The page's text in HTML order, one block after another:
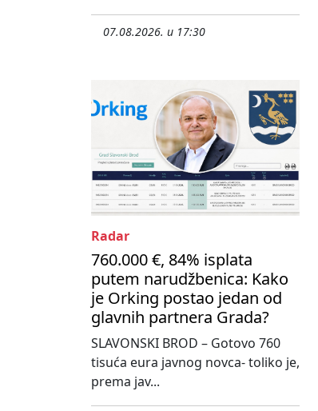
07.08.2026. u 17:30
Radar
760.000 €, 84% isplata
putem narudžbenica: Kako
je Orking postao jedan od
glavnih partnera Grada?
SLAVONSKI BROD – Gotovo 760
tisuća eura javnog novca- toliko je,
prema jav...